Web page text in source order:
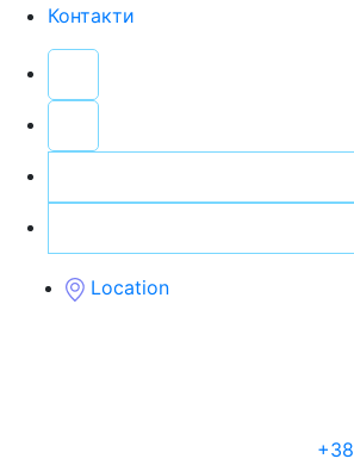
Контакти
Location
+38